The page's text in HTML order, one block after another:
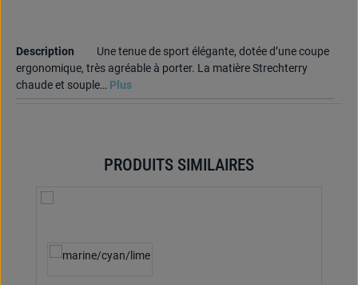
Description
Une tenue de sport élégante, dotée d’une coupe
ergonomique, très agréable à porter. La matière Strechterry
chaude et souple… Plus
Ignorer la galerie de produitsPRODUITS SIMILAIRES